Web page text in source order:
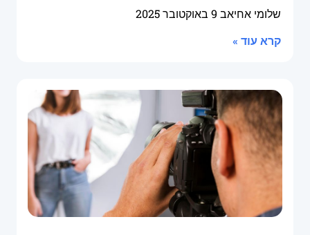
שלומי אחיאב 9 באוקטובר 2025
קרא עוד »